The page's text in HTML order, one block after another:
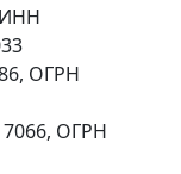
ОГРН
ОГРН